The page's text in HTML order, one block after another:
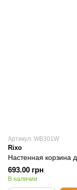
Артикул: WB301W
Rixo
Настенная корзина
693.00 грн
В наличии